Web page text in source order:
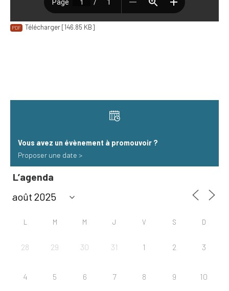
Télécharger [146.85 KB]
Vous avez un évènement à promouvoir​ ?
Proposer une date >
L’agenda
L M M J V S D
28 29 30 31 1 2 3
4 5 6 7 8 9 10